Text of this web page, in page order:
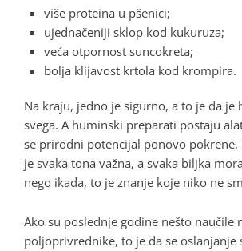
više proteina u pšenici;
ujednačeniji sklop kod kukuruza;
veća otpornost suncokreta;
bolja klijavost krtola kod krompira.
Na kraju, jedno je sigurno, a to je da je
svega. A huminski preparati postaju
se prirodni potencijal ponovo pokrene.
je svaka tona važna, a svaka biljka
nego ikada, to je znanje koje niko ne
Ako su poslednje godine nešto naučile
poljoprivrednike, to je da se oslanjanje